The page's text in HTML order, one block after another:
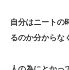
自分はニートの
るのか分からな